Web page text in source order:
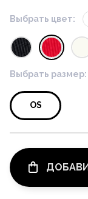
Выбрать цвет:
Выбрать размер:
OS